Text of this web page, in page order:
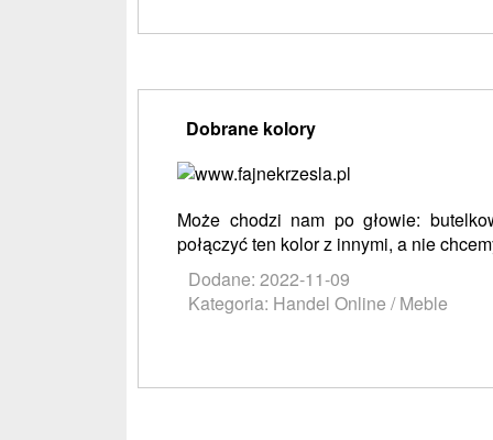
Dobrane kolory
Może chodzi nam po głowie:
połączyć ten kolor z innymi, a nie
Dodane: 2022-11-09
Kategoria: Handel Online / Meble